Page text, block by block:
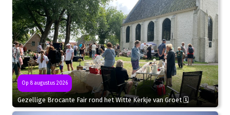
Op 8 augustus 2026
Gezellige Brocante Fair rond het Witte Kerkje van Groet 🗓